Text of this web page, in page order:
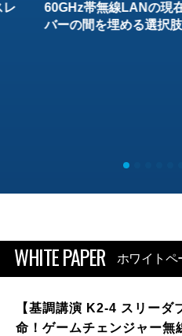
レ
60GHz帯無線LANの現
バーの間を埋める選択
WHITE PAPER ホワイトペ
【基調講演 K2-4 スリーダ
命！ゲームチェンジャー無